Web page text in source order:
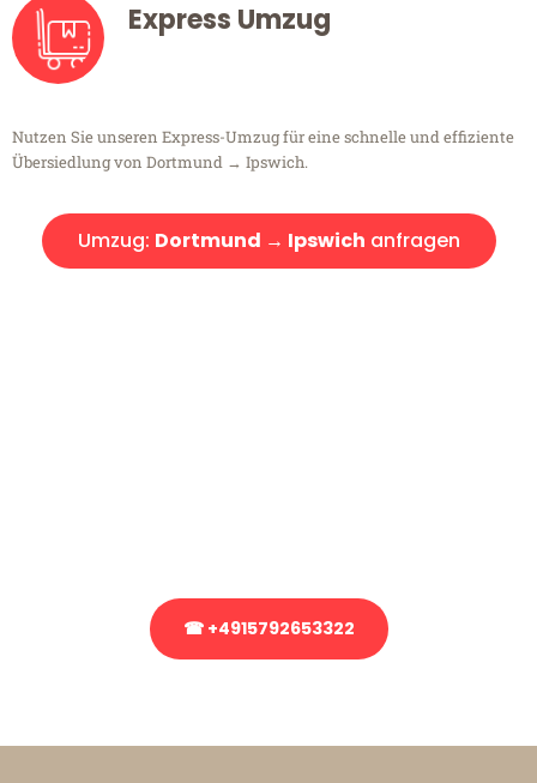
Express Umzug
Nutzen Sie unseren Express-Umzug für eine schnelle und effiziente
Übersiedlung von Dortmund → Ipswich.
Umzug: Dortmund → Ipswich anfragen
☎ +4915792653322